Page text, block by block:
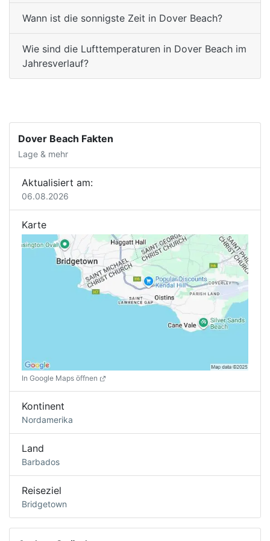
Wann ist die sonnigste Zeit in Dover Beach?
Wie sind die Lufttemperaturen in Dover Beach im
Jahresverlauf?
Dover Beach Fakten
Lage & mehr
Aktualisiert am:
06.08.2026
Karte
In Google Maps öffnen
Kontinent
Nordamerika
Land
Barbados
Reiseziel
Bridgetown